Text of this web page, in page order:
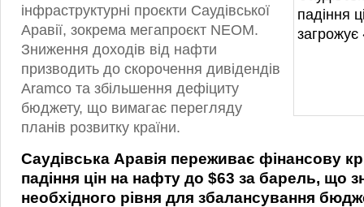
інфраструктурні проєкти Саудівської
Аравії, зокрема мегапроєкт NEOM.
Зниження доходів від нафти
призводить до скорочення дивідендів
Aramco та збільшення дефіциту
бюджету, що вимагає перегляду
планів розвитку країни.
Саудівська Аравія переживає фінансову
падіння цін на нафту до $63 за барель, що
необхідного рівня для збалансування